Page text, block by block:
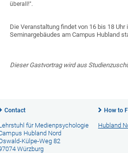
überall!".
Die Veranstaltung findet von 16 bis 18
Seminargebäudes am Campus Hubland
Dieser Gastvortrag wird aus
Contact
für Medienpsychologie
Hubland Nord
Külpe-Weg 82
Würzburg
How to
Hubland